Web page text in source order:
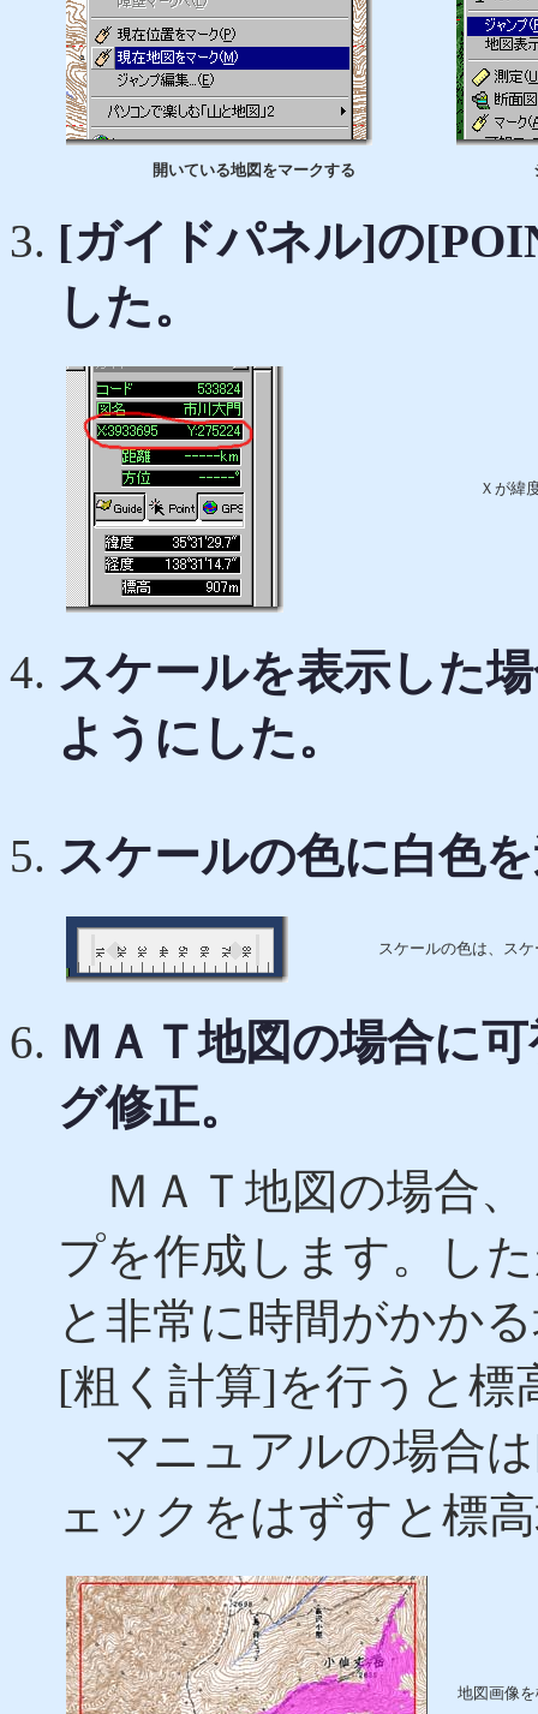
開いている地図をマークする
[ガイドパネル]の
した。
Ｘが緯
スケールを表示した
ようにした。
スケールの色に白色
スケールの色は、スケ
ＭＡＴ地図の場合に
グ修正。
ＭＡＴ地図の場合、
プを作成します。し
と非常に時間がかか
[粗く計算]を行うと標
マニュアルの場合
ェックをはずすと標
地図画像を